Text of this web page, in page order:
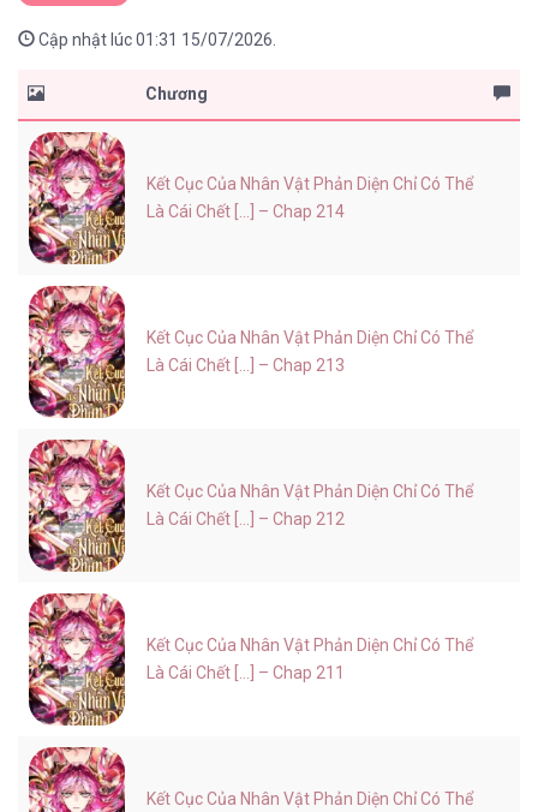
Cập nhật lúc 01:31 15/07/2026.
Chương
Kết Cục Của Nhân Vật Phản Diện Chỉ Có Thể
Là Cái Chết [...] – Chap 214
Kết Cục Của Nhân Vật Phản Diện Chỉ Có Thể
Là Cái Chết [...] – Chap 213
Kết Cục Của Nhân Vật Phản Diện Chỉ Có Thể
Là Cái Chết [...] – Chap 212
Kết Cục Của Nhân Vật Phản Diện Chỉ Có Thể
Là Cái Chết [...] – Chap 211
Kết Cục Của Nhân Vật Phản Diện Chỉ Có Thể